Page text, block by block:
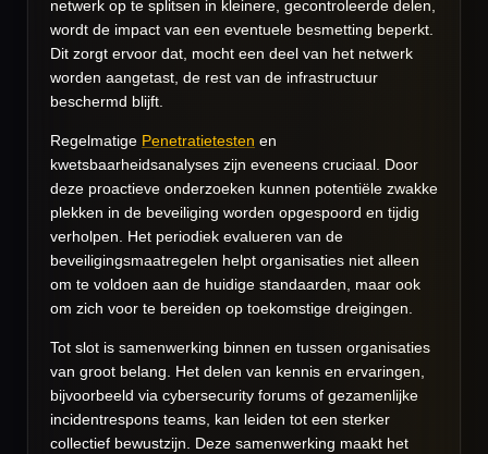
netwerk op te splitsen in kleinere, gecontroleerde delen,
wordt de impact van een eventuele besmetting beperkt.
Dit zorgt ervoor dat, mocht een deel van het netwerk
worden aangetast, de rest van de infrastructuur
beschermd blijft.
Regelmatige Penetratietesten en
kwetsbaarheidsanalyses zijn eveneens cruciaal. Door
deze proactieve onderzoeken kunnen potentiële zwakke
plekken in de beveiliging worden opgespoord en tijdig
verholpen. Het periodiek evalueren van de
beveiligingsmaatregelen helpt organisaties niet alleen
om te voldoen aan de huidige standaarden, maar ook
om zich voor te bereiden op toekomstige dreigingen.
Tot slot is samenwerking binnen en tussen organisaties
van groot belang. Het delen van kennis en ervaringen,
bijvoorbeeld via cybersecurity forums of gezamenlijke
incidentrespons teams, kan leiden tot een sterker
collectief bewustzijn. Deze samenwerking maakt het